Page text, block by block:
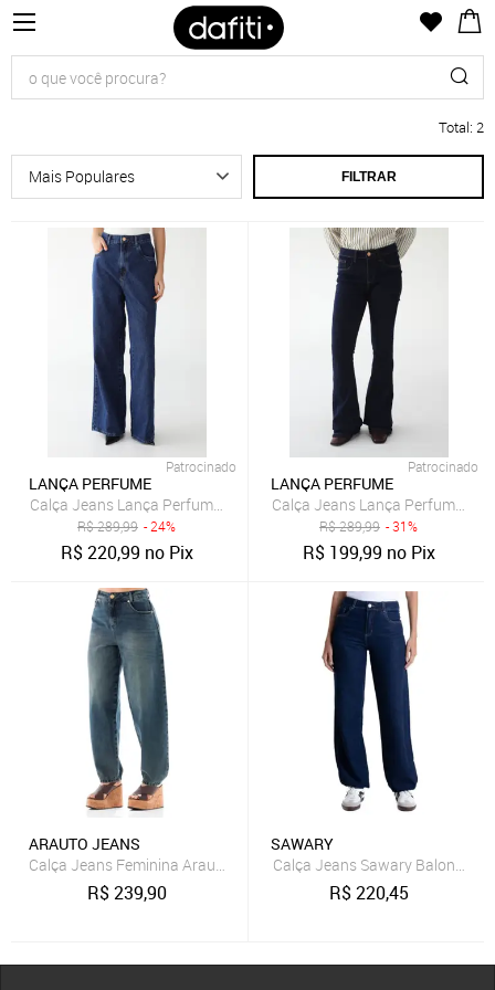
Total: 2
FILTRAR
Patrocinado
LANÇA PERFUME
Calça Jeans Lança Perfume Wide Leg Lisa Azul
R$289,99 - 24%
R$220,99 no Pix
Patrocinado
LANÇA PERFUME
Calça Jeans Lança Perfume
R$289,99 - 31%
R$ 199,99 no Pix
ARAUTO JEANS
Calça Jeans Feminina Arauto Balloon Brown
R$239,90
SAWARY
Calça Jeans Sawary Balonê -
R$220,45